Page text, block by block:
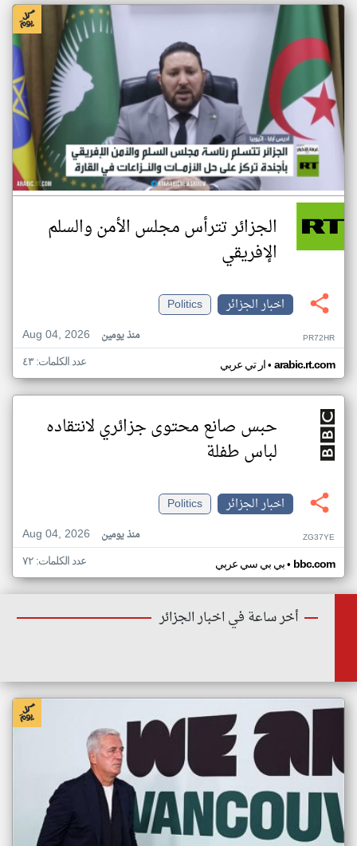
الجزائر تترأس مجلس الأمن والسلم
الإفريقي
اخبار الجزائر
Politics
Aug 04, 2026
منذ يومين PR72HR
ار تي عربي• arabic.rt.com عدد الكلمات: ٤٣
حبس صانع محتوى جزائري لانتقاده
لباس طفلة
اخبار الجزائر
Politics
Aug 04, 2026
منذ يومين ZG37YE
بي بي سي عربي• bbc.com عدد الكلمات: ٧٢
أخر ساعة في اخبار الجزائر